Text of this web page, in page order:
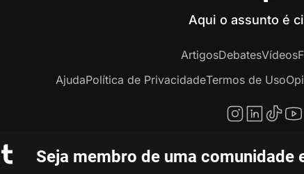
Seja membro de uma comunidade
Aqui o assunto é
ArtigosDebatesVídeos
AjudaPolítica de PrivacidadeTermos de Uso